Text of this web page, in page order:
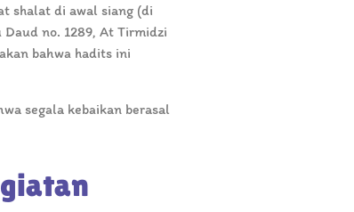
shalat di awal siang (di
no. 1289, At Tirmidzi
bahwa hadits ini
segala kebaikan berasal